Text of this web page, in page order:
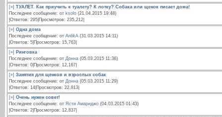
[»] ТУАЛЕТ. Как приучить к туалету? К лотку? Собака или щенок писает дома!
Последнее сообщение: от ksolo (21.04.2015 19:48)
|Ответов: 295|Просмотров: 235,212|
[»] Одна дома
Последнее сообщение: от AnlikA (31.03.2015 14:11)
|Ответов: 5|Просмотров: 15,763|
[»]
Ринговка
Последнее сообщение: от Донна (05.03.2015 11:36)
|Ответов: 0|Просмотров: 12,167|
[»] Занятия для щенков и взрослых собак
Последнее сообщение: от Донна (05.03.2015 11:29)
|Ответов: 14|Просмотров: 22,813|
[»] Очень нужен совет!
Последнее сообщение: от Ясти Амариджо (04.03.2015 01:43)
|Ответов: 2|Просмотров: 12,837|